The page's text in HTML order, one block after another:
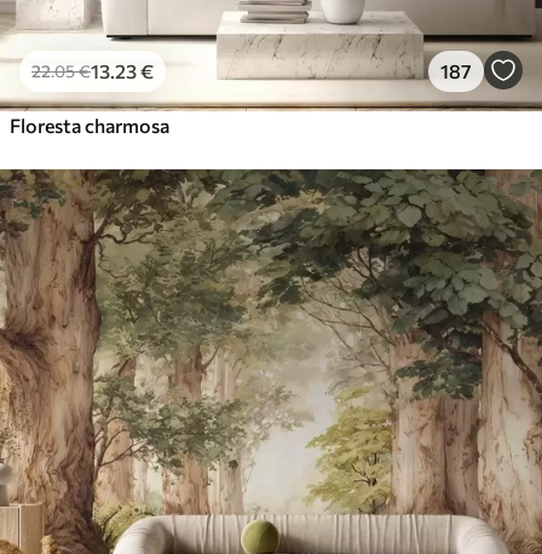
22.05€13 .23€ 187
Floresta charmosa